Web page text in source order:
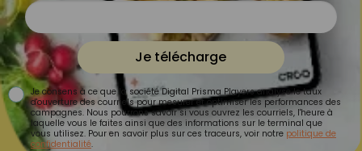
Je télécharge
Je consens à ce que la société Digital Prisma Players analyse le taux
d'ouverture des courriels pour mesurer et optimiser les performances des
campagnes. Nous pourrons savoir si vous ouvrez les courriels, l'heure à
laquelle vous le faites ainsi que des informations sur le terminal que
vous utilisez. Pour en savoir plus sur ces traceurs, voir notre politique de
confidentialité.